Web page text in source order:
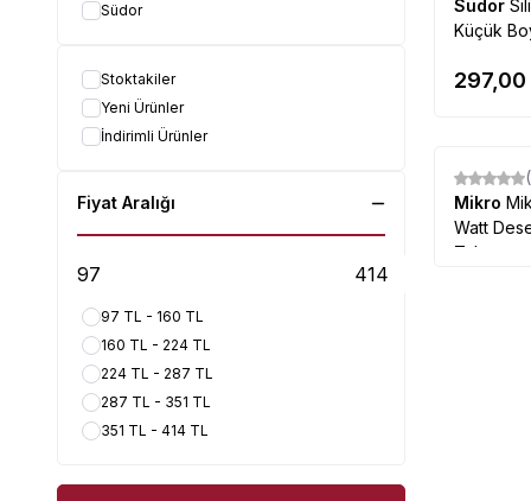
Südor
Stoktakiler
Yeni Ürünler
İndirimli Ürünler
Fiyat Aralığı
97 TL - 160 TL
160 TL - 224 TL
224 TL - 287 TL
287 TL - 351 TL
351 TL - 414 TL
Südor
Küçük
297,00
Mikro
Watt
Tabancası